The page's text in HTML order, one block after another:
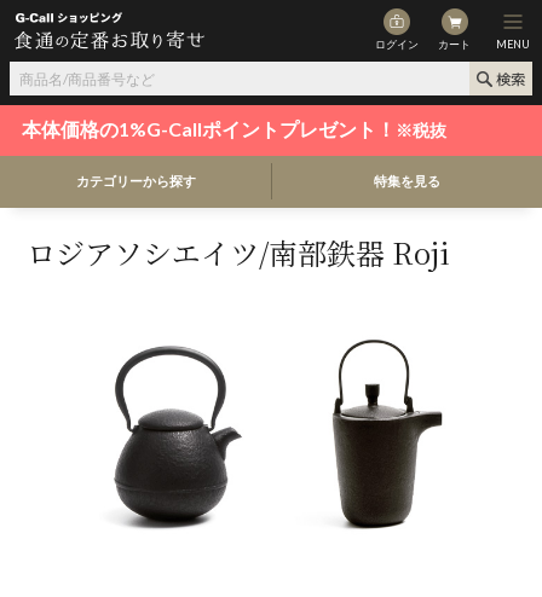
ログイン カート MENU
本体価格の1%G-Callポイントプレゼント！ ※税抜
カテゴリーから探す 特集を見る
ロジアソシエイツ/南部鉄器 Roji